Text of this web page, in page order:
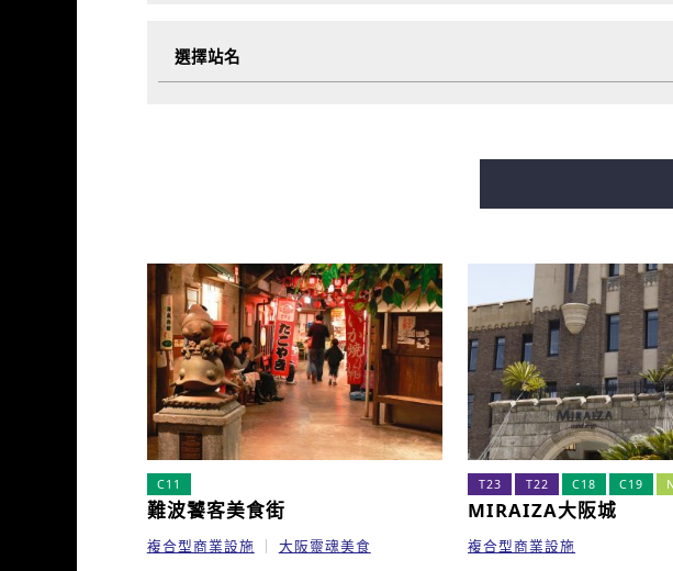
選擇站名
新電車
C11
難波饕客美食街
複合型商業設施 大阪靈魂美食
T23 T22 C18 C19
MIRAIZA大阪城
複合型商業設施